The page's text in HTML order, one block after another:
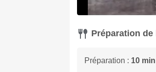
Préparation
Préparation : 10 min